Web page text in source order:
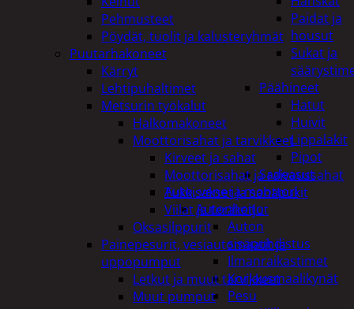
Paidat ja
housut
Sukat ja
Päähineet
Hatut
Huivit
Lippalakit
Pipot
Sadeasut
Auto, vene ja moottori
Autonhoito
Auton
sisäpuhdistus
Ilmanraikastimet
Korjausmaalikynät
Pesu
Pehmusteet
Pöydät, tuolit ja kalusteryhmät
Puutarhakoneet
Kärryt
Lehtipuhaltimet
Metsurin työkalut
Halkomakoneet
Moottorisahat ja tarvikkeet
Kirveet ja sahat
Moottorisahat ja raivaussahat
Tukkisakset ja sahapukit
Viilat ja teräketjut
Oksasilppurit
Painepesurit, vesiautomaatit ja
uppopumput
Letkut ja muut tarvikkeet
Muut pumput